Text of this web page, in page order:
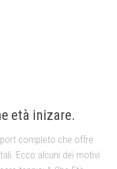
età inizare.
completo che offre
Ecco alcuni dei motivi